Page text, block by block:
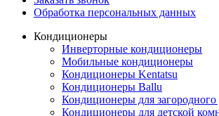
Обработка персональных данных
Кондиционеры
Инверторные кондиционеры
Мобильные кондиционеры
Кондиционеры Kentatsu
Кондиционеры Ballu
Кондиционеры для загородного
Кондиционеры для детской